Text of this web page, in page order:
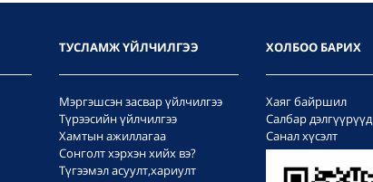
ТУСЛАМЖ ҮЙЛЧИЛГЭЭ
Мэргэшсэн засвар үйлчилгээ
Түрээсийн үйлчилгээ
Хамтын ажиллагаа
Сонголт хэрхэн хийх вэ?
Түгээмэл асуулт,хариулт
ХОЛБОО БАРИХ
Хаяг байршил
Салбар дэлгүүрүүд
Санал хүсэлт